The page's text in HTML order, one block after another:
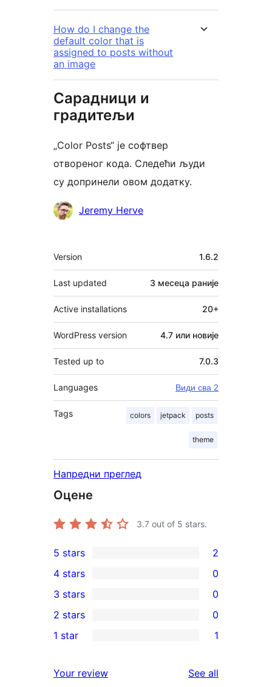
How do I change the
default color that is
assigned to posts without
an image
Сарадници и
градитељи
„Color Posts“ је софтвер
отвореног кода. Следећи људи
су допринели овом додатку.
СараднициJeremy Herve
Мета
Version 1.6.2
Last updated 3 месеца раније
Active installations 20+
WordPress version 4.7 или новије
Tested up to 7.0.3
Languages Види сва 2
Tags colors jetpack posts
theme
Напредни преглед
Оцене
3.7 out of 5 stars.
2
5-
star
reviews
5 stars 2
4-
star
reviews
4 stars 0
0
3-
star
3 stars 0
2-
reviews
2 stars 0
star
1 star 1
Your review See all